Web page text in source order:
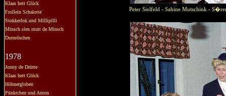
Klaas hett Glück
Frollein Schalotte
Stokkerlok und Millipilli
Minsch sien mutt de Minsch
Dornröschen
1978
Jonny de Drütte
Klaas hett Glück
Höhnergloben
Pünktchen und Anton
Peter Sielfeld - Sabine Mutschink -